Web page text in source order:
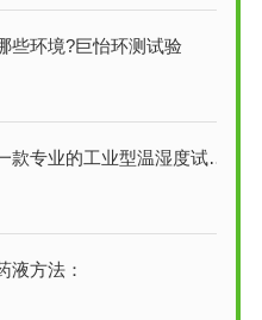
些环境?巨怡环测试验
业的工业型温湿度试验设备
液方法：